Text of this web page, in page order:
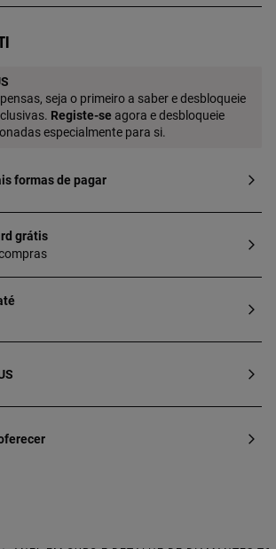
14, pode-se solicitar
seja o primeiro a saber e desbloqueie
Registe-se agora e desbloqueie
especialmente para si.
formas de pagar
grátis